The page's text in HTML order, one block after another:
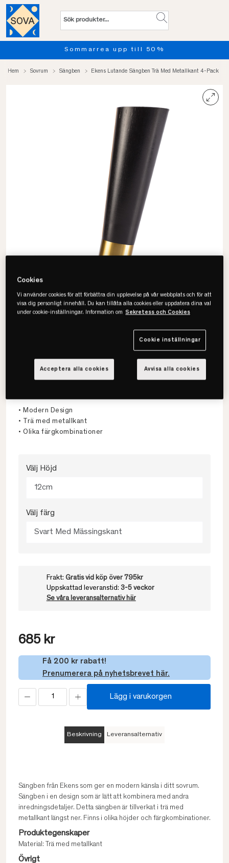
Sommarrea upp till 50%
Hem Sovrum Sängben Ekens Lutande Sängben Trä Med Metallkant 4-Pack
Ekens
Lutande Sängben Trä Med
• Modern Design
• Trä med metallkant
• Olika färgkombinationer
Välj Höjd
12cm
Välj färg
Svart Med Mässingskant
Frakt: Gratis vid köp över 795kr
Uppskattad leveranstid: 3-5 veckor
Se våra leveransalternativ här
685 kr
Få 200 kr rabatt!
Prenumerera på nyhetsbrevet här.
Lägg i varukorgen
Beskrivning Leveransalternativ
Sängben från Ekens som ger en modern känsla i ditt sovrum.
Sängben i en design som är lätt att kombinera med andra
inredningsdetaljer. Detta sängben är tillverkat i trä med
metallkant längst ner. Finns i olika höjder och färgkombinationer.
Produktegenskaper
Material: Trä med metallkant
Övrigt
Cookies
Vi använder cookies för att förbättra din upplevelse på vår webbplats och för att
visa dig personligt innehåll. Du kan tillåta alla cookies eller uppdatera dina val
under cookie-inställningar. Information om Sekretess och Cookies
Cookie inställningar
Avvisa alla cookies
Acceptera alla cookies